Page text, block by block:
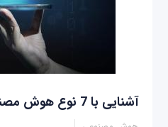
آشنایی با 7 نوع هوش مصنوعی پرکاربرد